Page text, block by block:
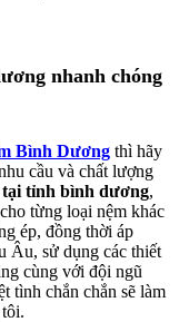
nhanh chóng
Bình Dương thì hãy
cầu và chất lượng
tại tỉnh bình dương,
từng loại nệm khác
ép, đồng thời áp
Âu, sử dụng các thiết
cùng với đội ngũ
tình chắn chắn sẽ làm